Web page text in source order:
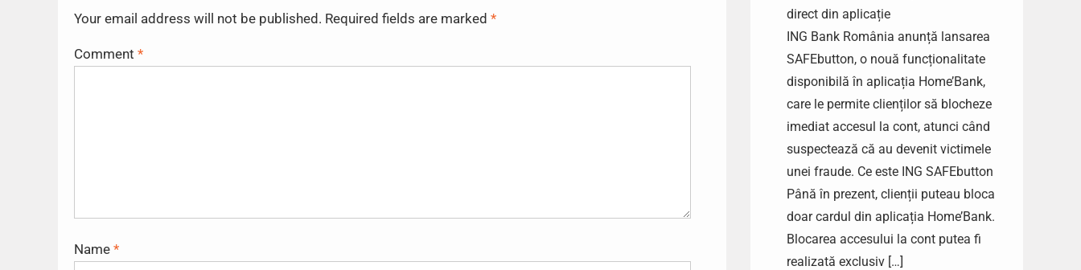
Your email address will not be published. Required fields are marked *
Comment *
Name *
direct din aplicație
ING Bank România anunță lansarea
SAFEbutton, o nouă funcționalitate
disponibilă în aplicația Home’Bank,
care le permite clienților să blocheze
imediat accesul la cont, atunci când
suspectează că au devenit victimele
unei fraude. Ce este ING SAFEbutton
Până în prezent, clienții puteau bloca
doar cardul din aplicația Home’Bank.
Blocarea accesului la cont putea fi
realizată exclusiv […]